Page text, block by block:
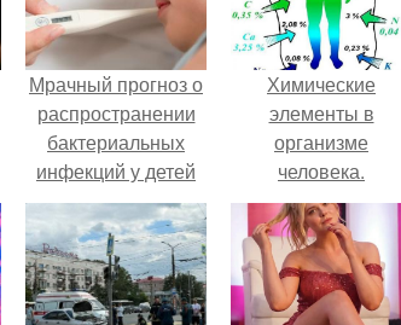
Мрачный прогноз о
распространении
бактериальных
инфекций у детей
вышел.
Химические
элементы в
организме
человека.